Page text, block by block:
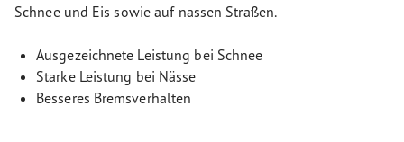
Schnee und Eis sowie auf nassen Straßen.
Ausgezeichnete Leistung bei Schnee
Starke Leistung bei Nässe
Besseres Bremsverhalten